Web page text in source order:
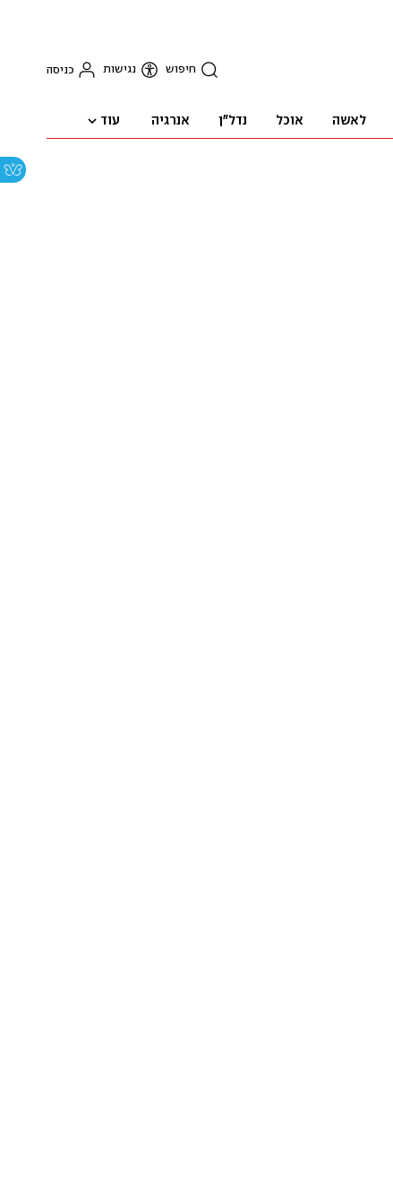
חיפוש נגישות כניסה
לאשה אוכל נדל"ן אנרגיה עוד